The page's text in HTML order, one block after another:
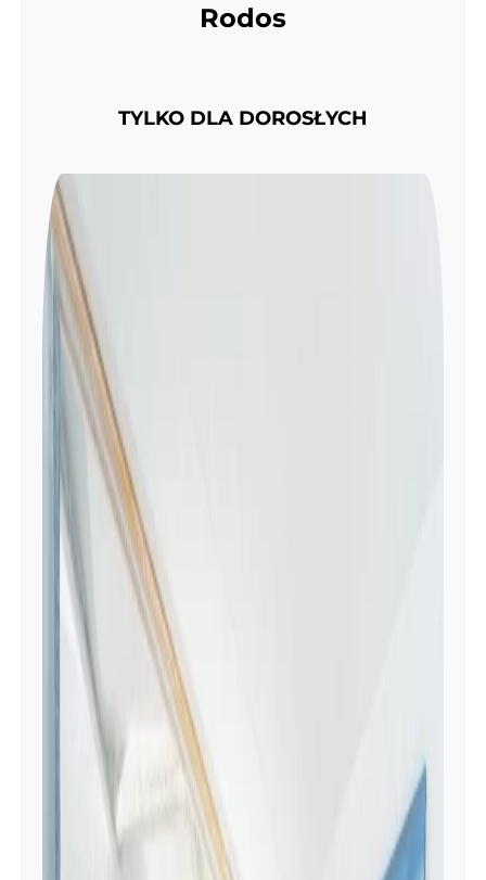
Rodos
TYLKO DLA DOROSŁYCH